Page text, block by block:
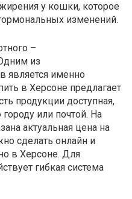
у кошки, которое
изменений.
–
из
является именно
в Херсоне предлагает
продукции доступная,
или почтой. На
актуальная цена на
сделать онлайн и
в Херсоне. Для
гибкая система